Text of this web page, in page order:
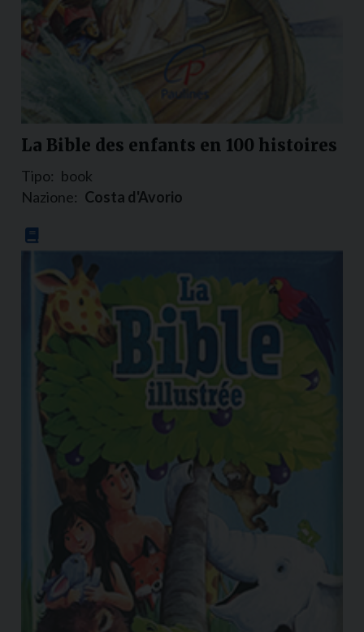
La Bible des enfants en 100 histoires
Tipo: book
Nazione: Costa d'Avorio